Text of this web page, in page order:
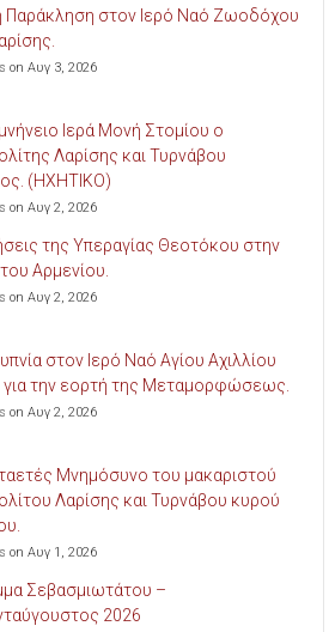
Παράκληση στον Ιερό Ναό Ζωοδόχου
on Αυγ 3, 2026
Ιερά Μονή Στομίου ο
Λαρίσης και Τυρνάβου
(ΗΧΗΤΙΚΟ)
on Αυγ 2, 2026
της Υπεραγίας Θεοτόκου στην
Αρμενίου.
on Αυγ 2, 2026
στον Ιερό Ναό Αγίου Αχιλλίου
για την εορτή της Μεταμορφώσεως.
on Αυγ 2, 2026
Μνημόσυνο του μακαριστού
Λαρίσης και Τυρνάβου κυρού
on Αυγ 1, 2026
Σεβασμιωτάτου –
2026